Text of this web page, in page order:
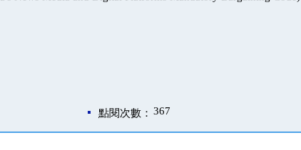
點閱次數： 367